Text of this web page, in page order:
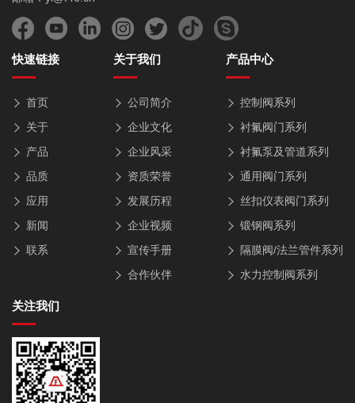
快速链接
首页
关于
产品
品质
应用
新闻
联系
关于我们
公司简介
企业文化
企业风采
资质荣誉
发展历程
企业视频
宣传手册
合作伙伴
产品中心
控制阀系列
衬氟阀门系列
衬氟泵及管道系列
通用阀门系列
丝扣仪表阀门系列
锻钢阀系列
隔膜阀/法兰管件系列
水力控制阀系列
关注我们